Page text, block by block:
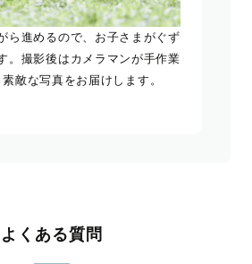
ら進めるので、お子さまがぐず
。撮影後はカメラマンが手作業
敵な写真をお届けします。
よくある質問